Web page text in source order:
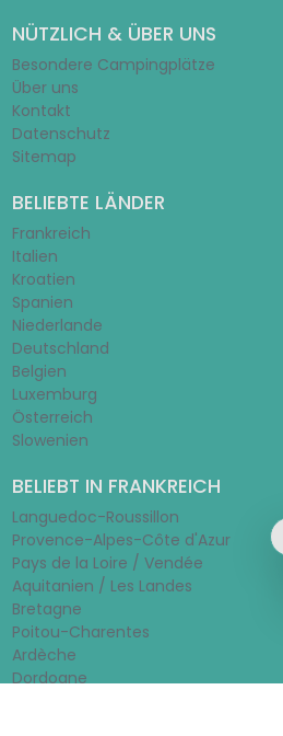
NÜTZLICH & ÜBER UNS
Besondere Campingplätze
Über uns
Kontakt
Datenschutz
Sitemap
BELIEBTE LÄNDER
Frankreich
Italien
Kroatien
Spanien
Niederlande
Deutschland
Belgien
Luxemburg
Österreich
Slowenien
BELIEBT IN FRANKREICH
Languedoc-Roussillon
Provence-Alpes-Côte d'Azur
Pays de la Loire / Vendée
Aquitanien / Les Landes
Bretagne
Poitou-Charentes
Ardèche
Dordogne